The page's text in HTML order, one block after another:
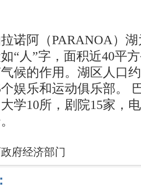
阿（PARANOA）湖
“人”字，面积近40平
候的作用。湖区人口
娱乐和运动俱乐部。
学10所，剧院15家，
府经济部门